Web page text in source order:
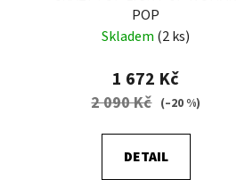
POP
Skladem (2 ks)
1 672 Kč
2 090 Kč (–20 %)
DETAIL